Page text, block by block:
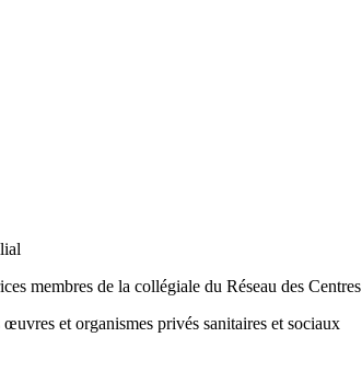
membres de la collégiale du Réseau des
et organismes privés sanitaires et sociaux